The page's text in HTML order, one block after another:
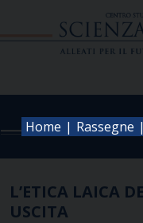
Home | Rassegne |
L’ETICA LAICA
USCITA